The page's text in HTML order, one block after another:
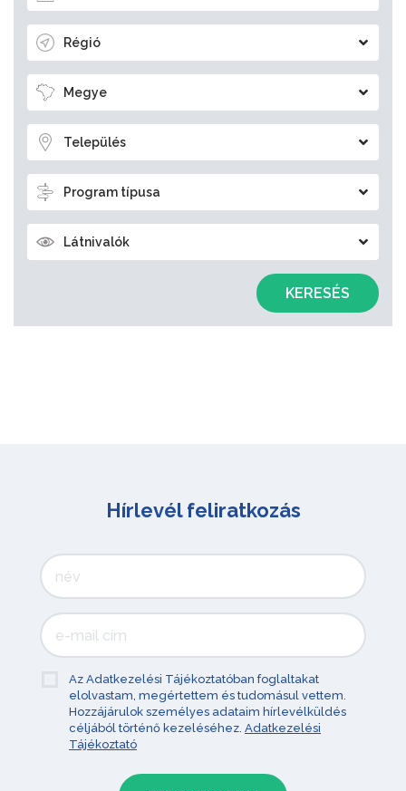
Régió
Megye
Település
Program típusa
Látnivalók
KERESÉS
Hírlevél feliratkozás
Az Adatkezelési Tájékoztatóban foglaltakat
elolvastam, megértettem és tudomásul vettem.
Hozzájárulok személyes adataim hírlevélküldés
céljából történő kezeléséhez. Adatkezelési
Tájékoztató